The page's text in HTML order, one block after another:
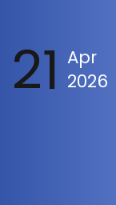
21 Apr
2026